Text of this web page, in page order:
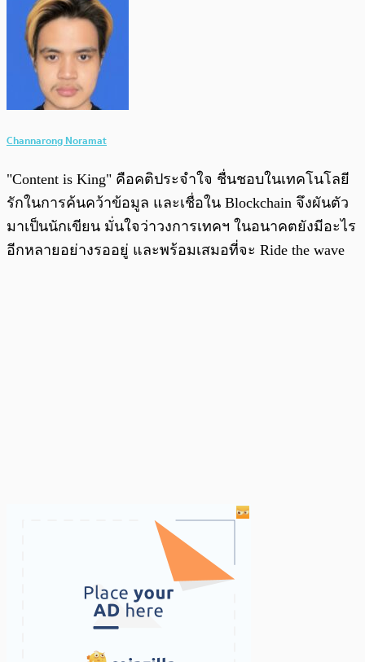
Channarong Noramat
"Content is King" คือคติประจำใจ ชื่นชอบในเทคโนโลยี
รักในการค้นคว้าข้อมูล และเชื่อใน Blockchain จึงผันตัว
มาเป็นนักเขียน มั่นใจว่าวงการเทคฯ ในอนาคตยังมีอะไร
อีกหลายอย่างรออยู่ และพร้อมเสมอที่จะ Ride the wave